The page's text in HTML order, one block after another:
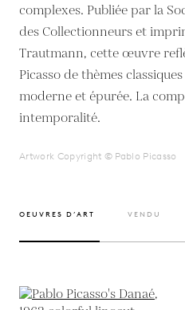
complexes. Publiée par la
des Collectionneurs et
Trautmann, cette œuvre
Picasso de thèmes
moderne et épurée. La
intemporalité.
Artwork Copyright © Pablo Picasso
OEUVRES D’ART VENDU